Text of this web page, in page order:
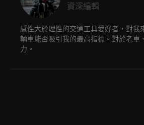
資深編輯
感性大於理性的交通工具愛好者，對我
輛車能否吸引我的最高指標。對於老車
力。